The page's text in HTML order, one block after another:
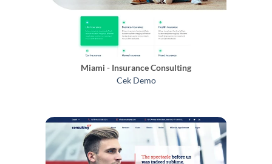
Miami - Insurance Consulting
Cek Demo